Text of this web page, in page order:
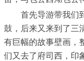
首先导游带我们到
鼓，后来又来到了三
有巨幅的故事壁画，
们又去了府司西，印